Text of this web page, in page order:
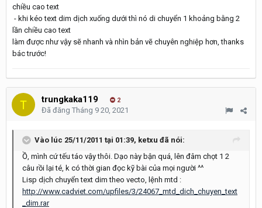
chiều cao text
- khi kéo text dim dịch xuống dưới thì nó di chuyển 1 khoảng bằng 2
lần chiều cao text
làm được như vậy sẽ nhanh và nhìn bản vẽ chuyên nghiệp hơn, thanks
bác trước!
trungkaka119 2
Đã đăng Tháng 9 20, 2021
Vào lúc 25/11/2011 tại 01:39, ketxu đã nói:
Ồ, mình cứ tếu táo vậy thôi. Dạo này bận quá, lên đâm chọt 1 2
câu rồi lại té, k có thời gian đọc kỹ bài của mọi người ^^
Lisp dịch chuyển text dim theo vecto, lệnh mtd :
http://www.cadviet.com/upfiles/3/24067_mtd_dich_chuyen_text
_dim.rar